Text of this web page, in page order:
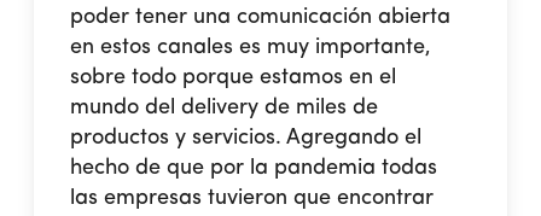
poder tener una comunicación abierta
en estos canales es muy importante,
sobre todo porque estamos en el
mundo del delivery de miles de
productos y servicios. Agregando el
hecho de que por la pandemia todas
las empresas tuvieron que encontrar